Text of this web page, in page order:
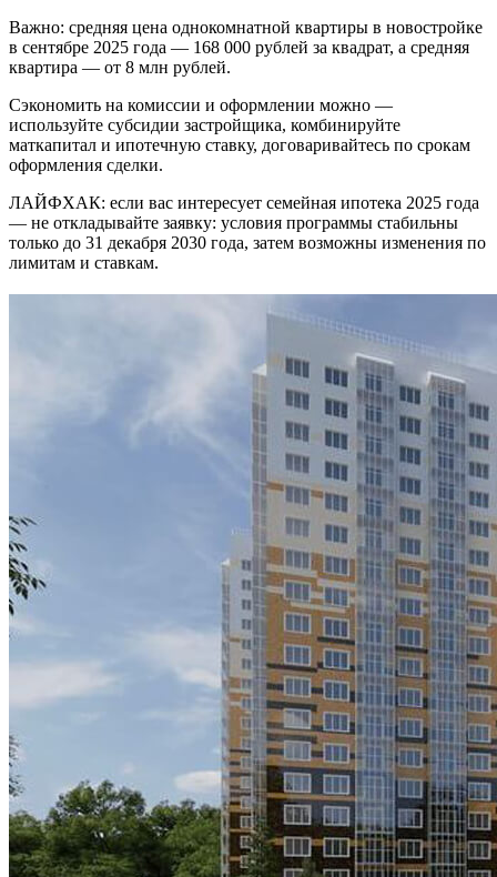
Важно: средняя цена однокомнатной квартиры в новостройке
в сентябре 2025 года — 168 000 рублей за квадрат, а средняя
квартира — от 8 млн рублей.
Сэкономить на комиссии и оформлении можно —
используйте субсидии застройщика, комбинируйте
маткапитал и ипотечную ставку, договаривайтесь по срокам
оформления сделки.
ЛАЙФХАК: если вас интересует семейная ипотека 2025 года
— не откладывайте заявку: условия программы стабильны
только до 31 декабря 2030 года, затем возможны изменения по
лимитам и ставкам.